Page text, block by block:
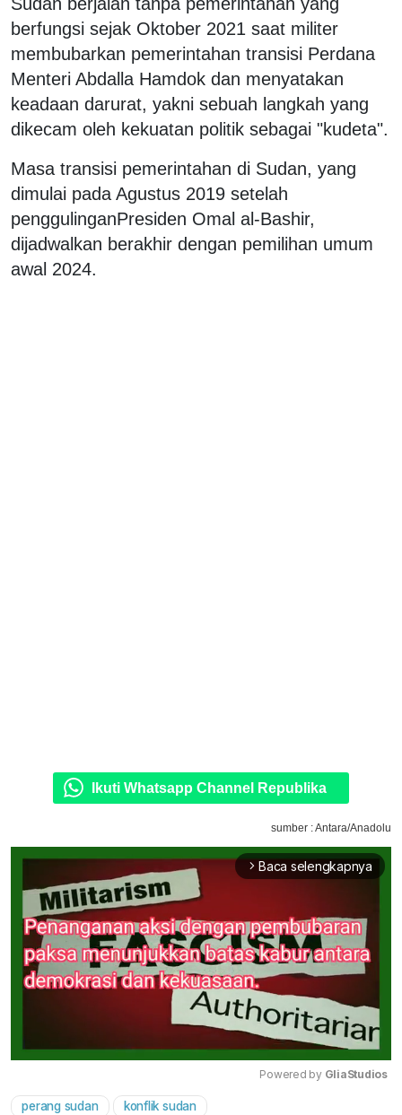
berfungsi sejak Oktober 2021 saat militer
membubarkan pemerintahan transisi Perdana
Menteri Abdalla Hamdok dan menyatakan
keadaan darurat, yakni sebuah langkah yang
dikecam oleh kekuatan politik sebagai "kudeta".
Masa transisi pemerintahan di Sudan, yang
dimulai pada Agustus 2019 setelah
penggulinganPresiden Omal al-Bashir,
dijadwalkan berakhir dengan pemilihan umum
awal 2024.
Ikuti Whatsapp Channel Republika
sumber : Antara/Anadolu
arrow_forward_ios Baca selengkapnya
Powered by GliaStudios
perang sudan konflik sudan